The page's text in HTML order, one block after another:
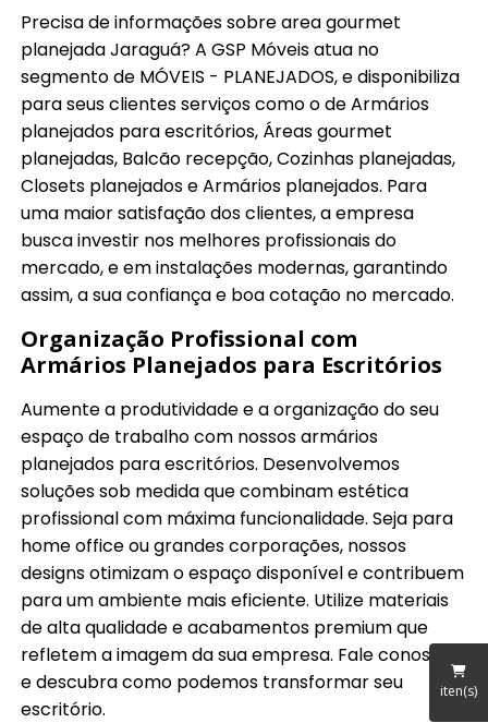
iten(s)
Precisa de informações sobre area gourmet
planejada Jaraguá? A GSP Móveis atua no
segmento de MÓVEIS - PLANEJADOS, e disponibiliza
para seus clientes serviços como o de Armários
planejados para escritórios, Áreas gourmet
planejadas, Balcão recepção, Cozinhas planejadas,
Closets planejados e Armários planejados. Para
uma maior satisfação dos clientes, a empresa
busca investir nos melhores profissionais do
mercado, e em instalações modernas, garantindo
assim, a sua confiança e boa cotação no mercado.
Organização Profissional com
Armários Planejados para Escritórios
Aumente a produtividade e a organização do seu
espaço de trabalho com nossos armários
planejados para escritórios. Desenvolvemos
soluções sob medida que combinam estética
profissional com máxima funcionalidade. Seja para
home office ou grandes corporações, nossos
designs otimizam o espaço disponível e contribuem
para um ambiente mais eficiente. Utilize materiais
de alta qualidade e acabamentos premium que
refletem a imagem da sua empresa. Fale conosco
e descubra como podemos transformar seu
escritório.